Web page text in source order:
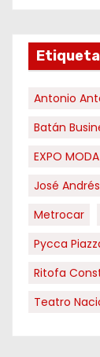
Antonio
Batán
EXPO
José
Metrocar
Pycca
Ritofa
Teatro